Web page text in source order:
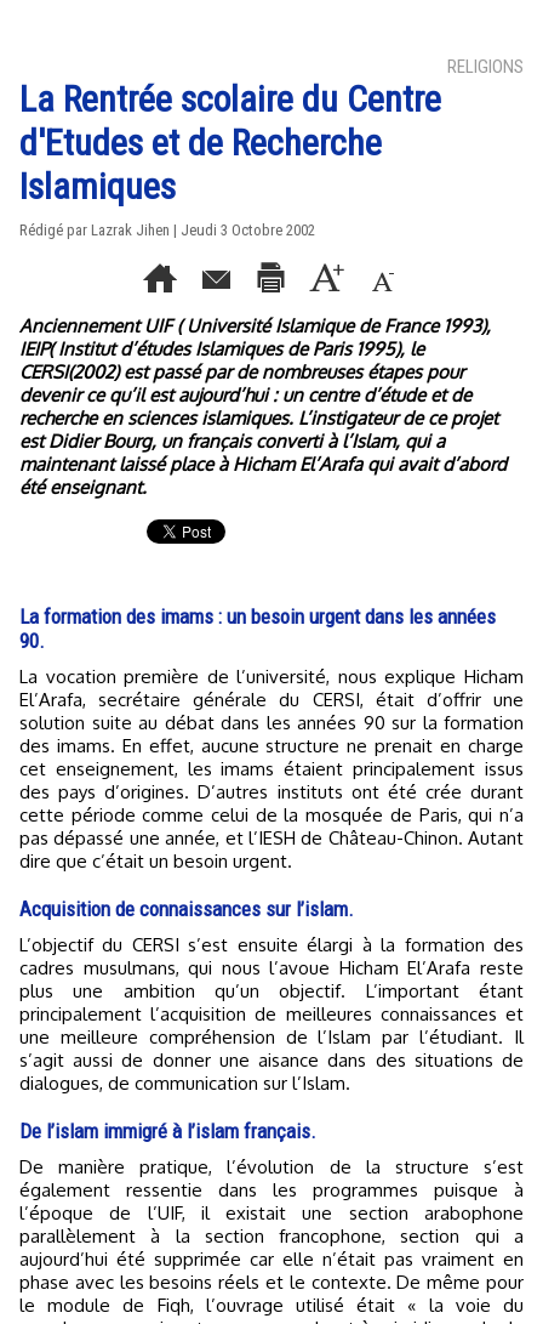
RELIGIONS
La Rentrée scolaire du Centre
d'Etudes et de Recherche
Islamiques
Rédigé par Lazrak Jihen | Jeudi 3 Octobre 2002
Anciennement UIF ( Université Islamique de France 1993),
IEIP( Institut d’études Islamiques de Paris 1995), le
CERSI(2002) est passé par de nombreuses étapes pour
devenir ce qu’il est aujourd’hui : un centre d’étude et de
recherche en sciences islamiques. L’instigateur de ce projet
est Didier Bourg, un français converti à l’Islam, qui a
maintenant laissé place à Hicham El’Arafa qui avait d’abord
été enseignant.
La formation des imams : un besoin urgent dans les années
90.
La vocation première de l’université, nous explique Hicham
El’Arafa, secrétaire générale du CERSI, était d’offrir une
solution suite au débat dans les années 90 sur la formation
des imams. En effet, aucune structure ne prenait en charge
cet enseignement, les imams étaient principalement issus
des pays d’origines. D’autres instituts ont été crée durant
cette période comme celui de la mosquée de Paris, qui n’a
pas dépassé une année, et l’IESH de Château-Chinon. Autant
dire que c’était un besoin urgent.
Acquisition de connaissances sur l’islam.
L’objectif du CERSI s’est ensuite élargi à la formation des
cadres musulmans, qui nous l’avoue Hicham El’Arafa reste
plus une ambition qu’un objectif. L’important étant
principalement l’acquisition de meilleures connaissances et
une meilleure compréhension de l’Islam par l’étudiant. Il
s’agit aussi de donner une aisance dans des situations de
dialogues, de communication sur l’Islam.
De l’islam immigré à l’islam français.
De manière pratique, l’évolution de la structure s’est
également ressentie dans les programmes puisque à
l’époque de l’UIF, il existait une section arabophone
parallèlement à la section francophone, section qui a
aujourd’hui été supprimée car elle n’était pas vraiment en
phase avec les besoins réels et le contexte. De même pour
le module de Fiqh, l’ouvrage utilisé était « la voie du